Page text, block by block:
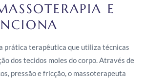
E
prática terapêutica que utiliza técnicas
dos tecidos moles do corpo. Através de
pressão e fricção, o massoterapeuta